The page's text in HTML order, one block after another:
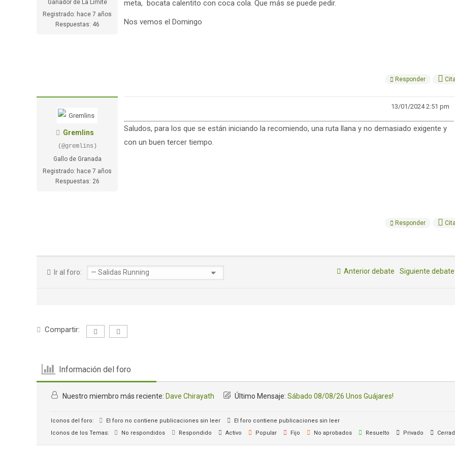
Ganador de La Límite
Registrado: hace 7 años
Respuestas: 46
meta, bocata calentito con coca cola. Que más se puede pedir.
Nos vemos el Domingo
Responder
Gremlins
(@gremlins)
Gallo de Granada
Registrado: hace 7 años
Respuestas: 26
13/01/2024 2:51 pm
Saludos, para los que se están iniciando la recomiendo, una ruta llana y no demasiado exigente y
con un buen tercer tiempo.
Responder
Ir al foro: Anterior debate Siguiente debate
Compartir:
Información del foro
Nuestro miembro más reciente: Dave Chirayath Último Mensaje: Sábado 08/08/26 Unos Guájares!
Iconos del foro: El foro no contiene publicaciones sin leer
El foro contiene publicaciones sin leer
Iconos de los Temas:
No respondidos Respondido Activo Popular Fijo No aprobados Resuelto Privado